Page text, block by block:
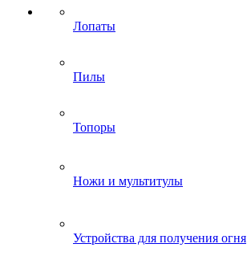
Лопаты
Пилы
Топоры
Ножи и мультитулы
Устройства для получения огня